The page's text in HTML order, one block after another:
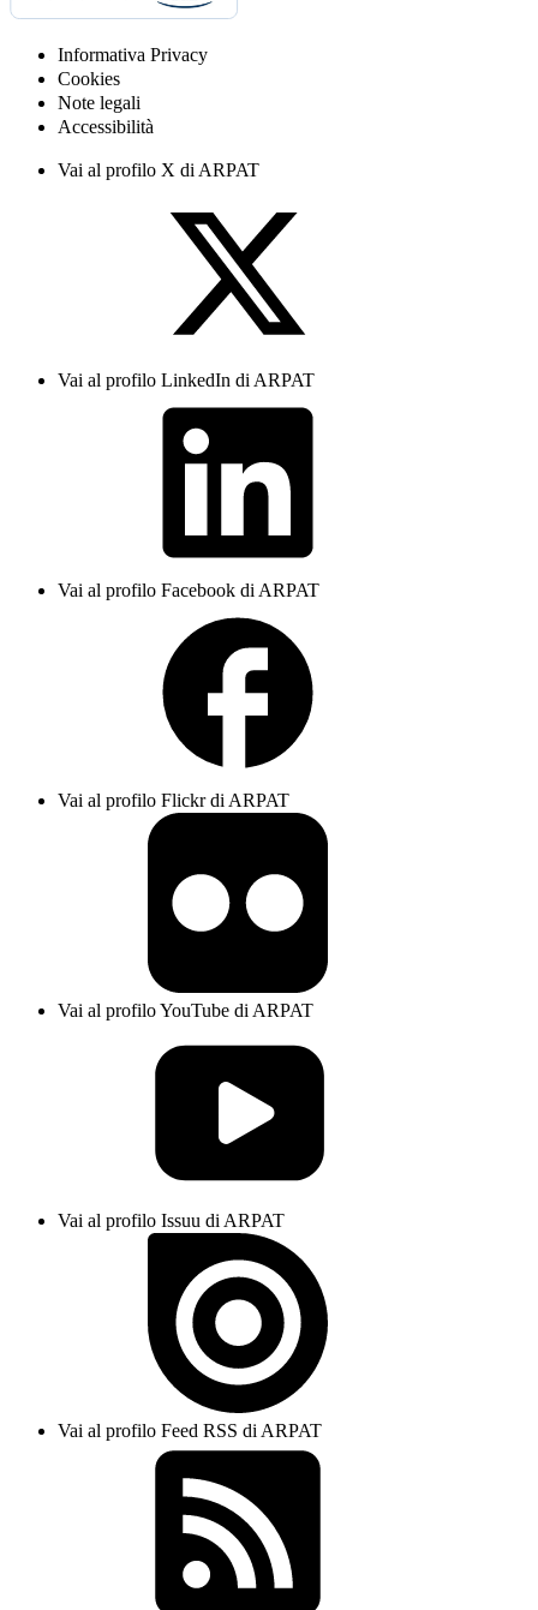
Informativa Privacy
Cookies
Note legali
Accessibilità
Vai al profilo X di ARPAT
Vai al profilo LinkedIn di ARPAT
Vai al profilo Facebook di ARPAT
Vai al profilo Flickr di ARPAT
Vai al profilo YouTube di ARPAT
Vai al profilo Issuu di ARPAT
Vai al profilo Feed RSS di ARPAT